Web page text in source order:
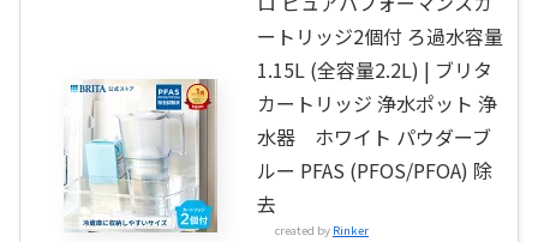
ートリッジ2個付 ろ過水容量
1.15L (全容量2.2L) | ブリタ
カートリッジ 浄水ポット 浄
水器 ホワイト パウダーブ
ルー PFAS (PFOS/PFOA) 除
去
created by Rinker